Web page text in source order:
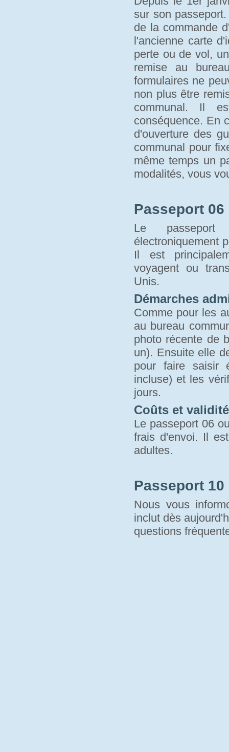
sur son
de la commande
l'ancienne carte
perte ou de vol,
remise au
formulaires ne
non plus être
communal. Il
conséquence. En
d'ouverture des
communal pour
même temps un
modalités, vous
Passeport
Le
électroniquement
Il est
voyagent ou
Unis.
Démarches
Comme pour les
au bureau
photo récente de
un). Ensuite elle
pour faire saisir
incluse) et les
jours.
Coûts et
Le passeport 06
frais d'envoi. Il
adultes.
Passeport 10
Nous vous
inclut dès
questions